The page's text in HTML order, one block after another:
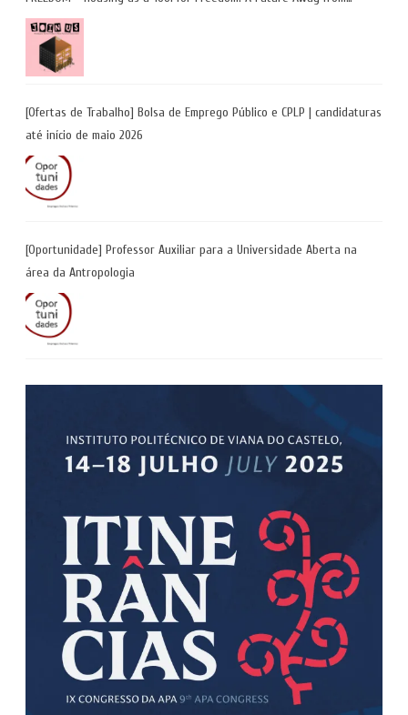
Incarceration” | até 8 de maio
[Ofertas de Trabalho] Bolsa de Emprego Público e CPLP | candidaturas
até início de maio 2026
[Oportunidade] Professor Auxiliar para a Universidade Aberta na
área da Antropologia